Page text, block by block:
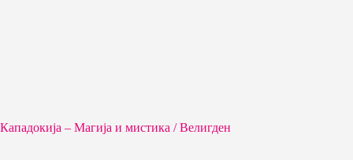
Кападокија – Магија и мистика / Велигден